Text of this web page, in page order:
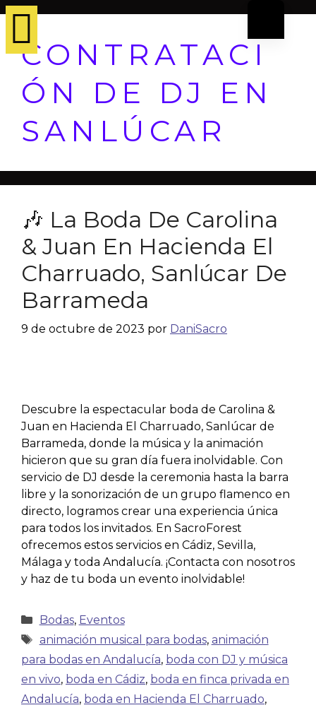
CONTRATACI
ÓN DE DJ EN
SANLÚCAR
🎶 La Boda De Carolina
& Juan En Hacienda El
Charruado, Sanlúcar De
Barrameda
9 de octubre de 2023 por DaniSacro
Descubre la espectacular boda de Carolina &
Juan en Hacienda El Charruado, Sanlúcar de
Barrameda, donde la música y la animación
hicieron que su gran día fuera inolvidable. Con
servicio de DJ desde la ceremonia hasta la barra
libre y la sonorización de un grupo flamenco en
directo, logramos crear una experiencia única
para todos los invitados. En SacroForest
ofrecemos estos servicios en Cádiz, Sevilla,
Málaga y toda Andalucía. ¡Contacta con nosotros
y haz de tu boda un evento inolvidable!
Bodas, Eventos
animación musical para bodas, animación
para bodas en Andalucía, boda con DJ y música
en vivo, boda en Cádiz, boda en finca privada en
Andalucía, boda en Hacienda El Charruado,